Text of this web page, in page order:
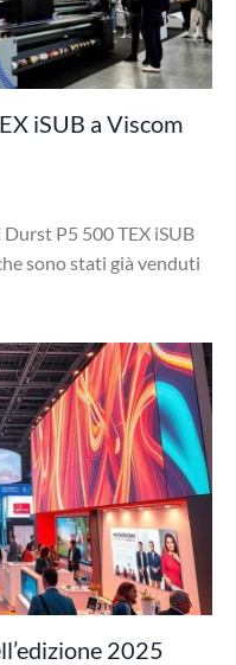
iSUB a Viscom
P5 500 TEX iSUB
sono stati già venduti
2025